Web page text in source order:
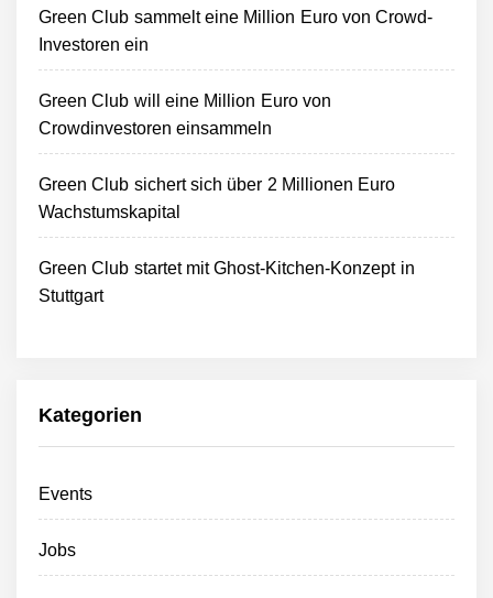
Green Club sammelt eine Million Euro von Crowd-
Investoren ein
Green Club will eine Million Euro von
Crowdinvestoren einsammeln
Green Club sichert sich über 2 Millionen Euro
Wachstumskapital
Green Club startet mit Ghost-Kitchen-Konzept in
Stuttgart
Kategorien
Events
Jobs